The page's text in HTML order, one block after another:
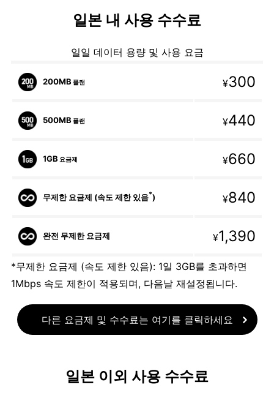
일본 내 사용 수수료
일일 데이터 용량 및 사용 요금
200MB 플랜 ¥300
500MB 플랜 ¥440
1GB 요금제 ¥660
무제한 요금제 (속도 제한 있음*) ¥840
완전 무제한 요금제 ¥1,390
*무제한 요금제 (속도 제한 있음): 1일 3GB를 초과하면
1Mbps 속도 제한이 적용되며, 다음날 재설정됩니다.
다른 요금제 및 수수료는 여기를 클릭하세요
일본 이외 사용 수수료